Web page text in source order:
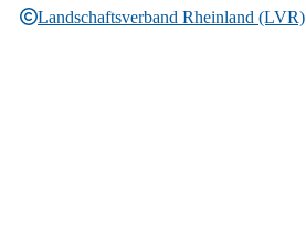
Landschaftsverband Rheinland (LVR)